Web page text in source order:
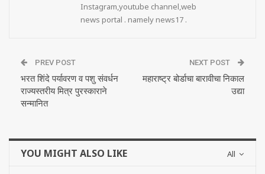
Instagram,youtube channel,web
news portal . namely news17 .
PREV POST
भरत शिंदे पर्यावरण व पशु संवर्धन
राज्यस्तरीय मित्र पुरस्काराने
सन्मानित
NEXT POST
महाराष्ट्र बोर्डाचा बारावीचा निकाल
उद्या
All
YOU MIGHT ALSO LIKE